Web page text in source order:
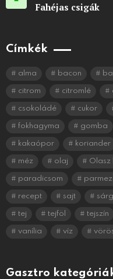
Fahéjas csigák
Címkék
alma bacon
citrom citromlé
csokoládé cukor
fokhagyma gomba
kakaópor koriander
méz olaj Olasz
paradicsom
recept sajt
tej tejföl tejszín
vanília víz
Gasztro